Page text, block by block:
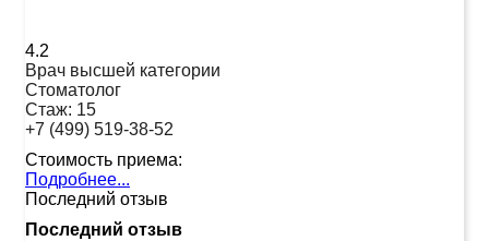
4.2
Врач высшей категории
Стоматолог
Стаж: 15
+7 (499) 519-38-52
Стоимость приема:
Подробнее...
Последний отзыв
Последний отзыв